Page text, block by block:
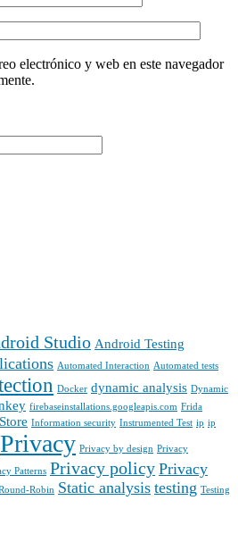
electrónico y web en este navegador
Studio Android Testing
Automated Interaction Automated tests
Docker dynamic analysis Dynamic
firebaseinstallations.googleapis.com Frida
Information security Instrumented Test ip ip
Privacy Privacy by design Privacy
Patterns Privacy policy Privacy
Robin Static analysis testing Testing